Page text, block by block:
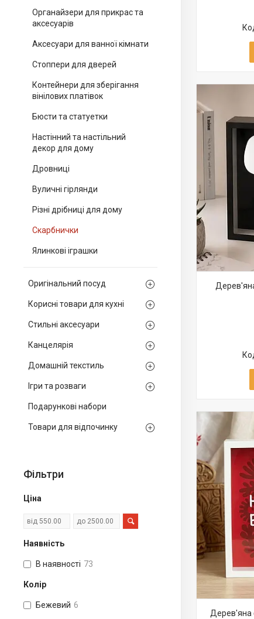
Органайзери для прикрас та
аксесуарів
Аксесуари для ванної кімнати
Стоппери для дверей
Контейнери для зберігання
вінілових платівок
Бюсти та статуетки
Настінний та настільний
декор для дому
Дровниці
Вуличні гірлянди
Різні дрібниці для дому
Скарбнички
Ялинкові іграшки
Оригінальний посуд
Корисні товари для кухні
Стильні аксесуари
Канцелярія
Домашній текстиль
Ігри та розваги
Подарункові набори
Товари для відпочинку
Фільтри
Ціна
Наявність
В наявності 73
Колір
Бежевий 6
Дерев'яна